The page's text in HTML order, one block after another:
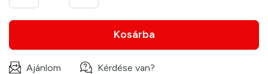
Kosárba
Ajánlom Kérdése van?